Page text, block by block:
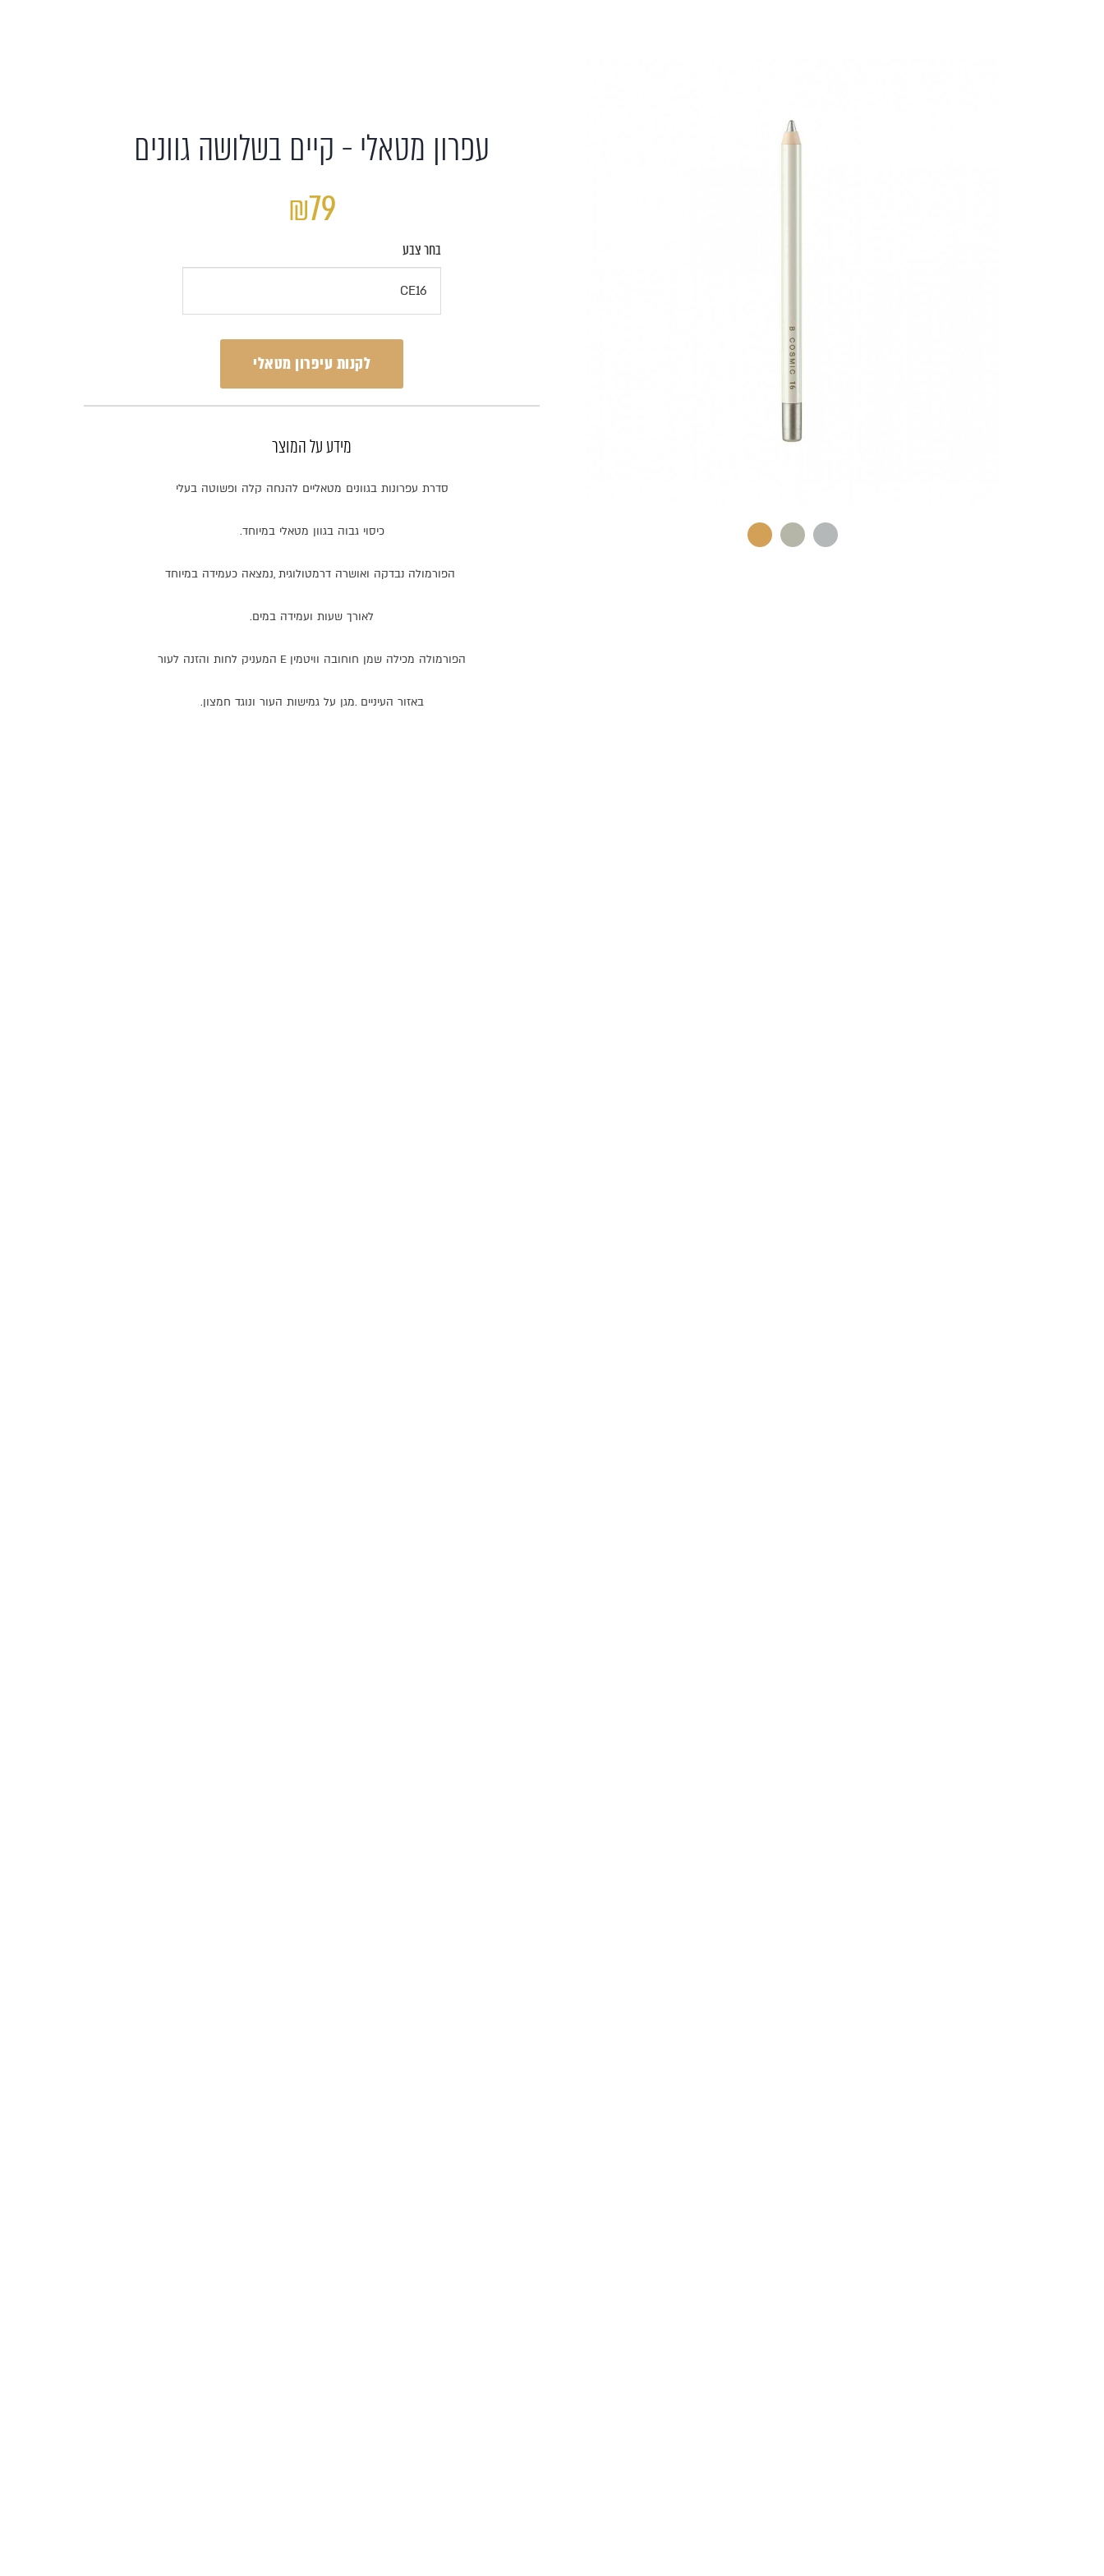
עפרון מטאלי - קיים בשלושה גוונים
₪79
בחר צבע
לקנות עיפרון מטאלי
מידע על המוצר
סדרת עפרונות בגוונים מטאליים להנחה קלה ופשוטה בעלי
כיסוי גבוה בגוון מטאלי במיוחד.
הפורמולה נבדקה ואושרה דרמטולוגית ,נמצאה כעמידה במיוחד
לאורך שעות ועמידה במים.
הפורמולה מכילה שמן חוחובה וויטמין E המעניק לחות והזנה לעור
באזור העיניים .מגן על גמישות העור ונוגד חמצון.